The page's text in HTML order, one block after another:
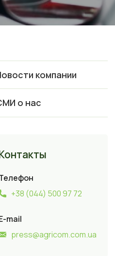
компании
о нас
+38 (044) 500 97 72
mail
press@agricom.com.ua